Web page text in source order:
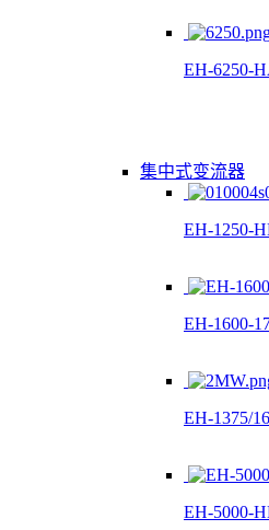
EH-6250-
集中式变流器
EH-1250-
EH-1600-
EH-1375/
EH-5000-